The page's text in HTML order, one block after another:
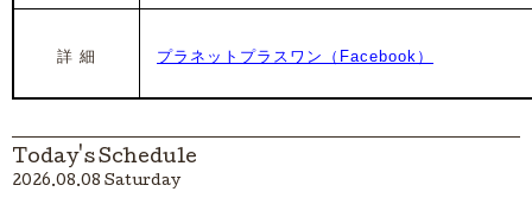
詳 細 プラネットプラスワン（Facebook）
Today's Schedule
2026.08.08 Saturday